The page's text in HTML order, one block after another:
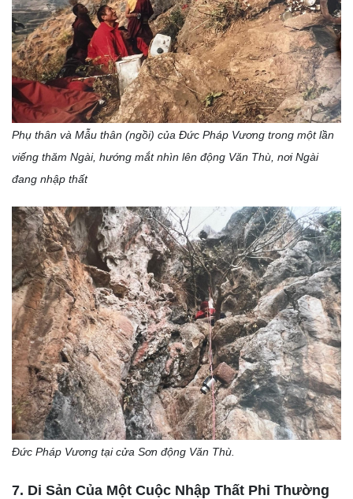
Phụ thân và Mẫu thân (ngồi) của Đức Pháp Vương trong một lần
viếng thăm Ngài, hướng mắt nhìn lên động Văn Thù, nơi Ngài
đang nhập thất
Đức Pháp Vương tại cửa Sơn động Văn Thù.
7. Di Sản Của Một Cuộc Nhập Thất Phi Thường